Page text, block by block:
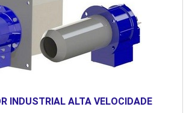
INDUSTRIAL ALTA VELOCIDADE